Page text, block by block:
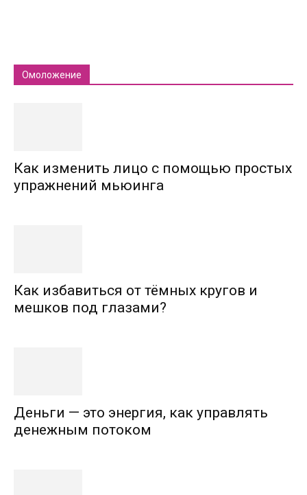
Омоложение
Как изменить лицо с помощью простых
упражнений мьюинга
Как избавиться от тёмных кругов и
мешков под глазами?
Деньги — это энергия, как управлять
денежным потоком